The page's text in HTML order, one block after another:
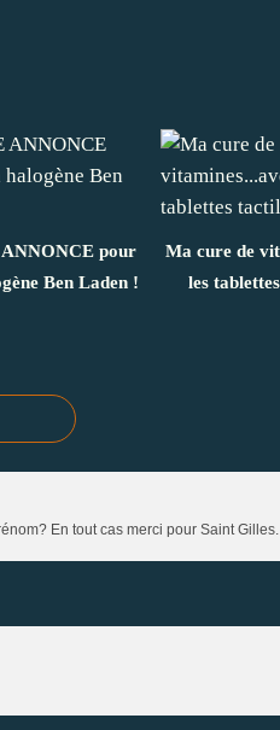
pour
Ben Laden !
Ma cure de
les
En tout cas merci pour Saint Gilles.